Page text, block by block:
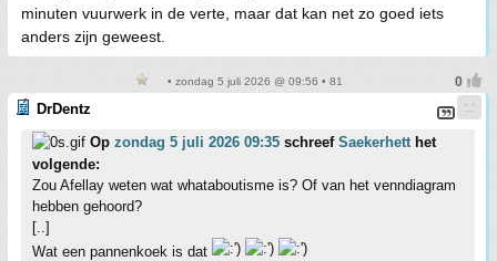
minuten vuurwerk in de verte, maar dat kan net zo goed iets
anders zijn geweest.
• zondag 5 juli 2026 @ 09:56 • 81
DrDentz
Op zondag 5 juli 2026 09:35 schreef Saekerhetthet
volgende:
Zou Afellay weten wat whataboutisme is? Of van het venndiagram
hebben gehoord?
[..]
Wat een pannenkoek is dat